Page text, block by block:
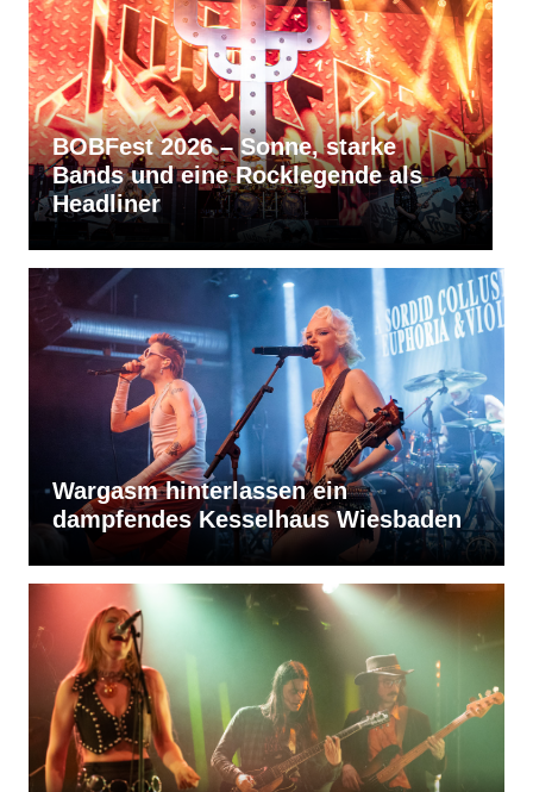
RVBang Festival 2026 – Balingen
bleibt die Metal-Hochburg des
Südens
Wargasm hinterlassen ein
dampfendes Kesselhaus Wiesbaden